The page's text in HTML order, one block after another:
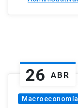
26 ABR
Macroeconomía